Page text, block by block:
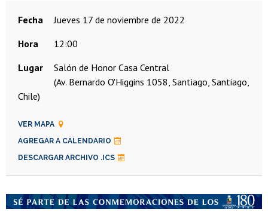
Fecha
jueves 17 de noviembre de 2022
Hora
12:00
Lugar
Salón de Honor Casa Central
(Av. Bernardo O'Higgins 1058, Santiago, Santiago,
Chile)
VER MAPA
AGREGAR A CALENDARIO
DESCARGAR ARCHIVO .ICS